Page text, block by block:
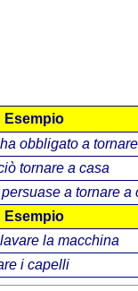
Esempio
obbligato a
tornare a casa
persuase a tornare a
Esempio
la macchina
i capelli